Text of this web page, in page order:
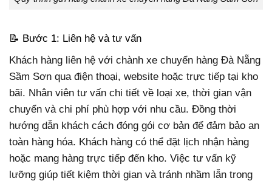
📝 Bước 1: Liên hệ và tư vấn
Khách hàng liên hệ với chành xe chuyển hàng Đà Nẵng
Sầm Sơn qua điện thoại, website hoặc trực tiếp tại kho
bãi. Nhân viên tư vấn chi tiết về loại xe, thời gian vận
chuyển và chi phí phù hợp với nhu cầu. Đồng thời
hướng dẫn khách cách đóng gói cơ bản để đảm bảo an
toàn hàng hóa. Khách hàng có thể đặt lịch nhận hàng
hoặc mang hàng trực tiếp đến kho. Việc tư vấn kỹ
lưỡng giúp tiết kiệm thời gian và tránh nhầm lẫn trong